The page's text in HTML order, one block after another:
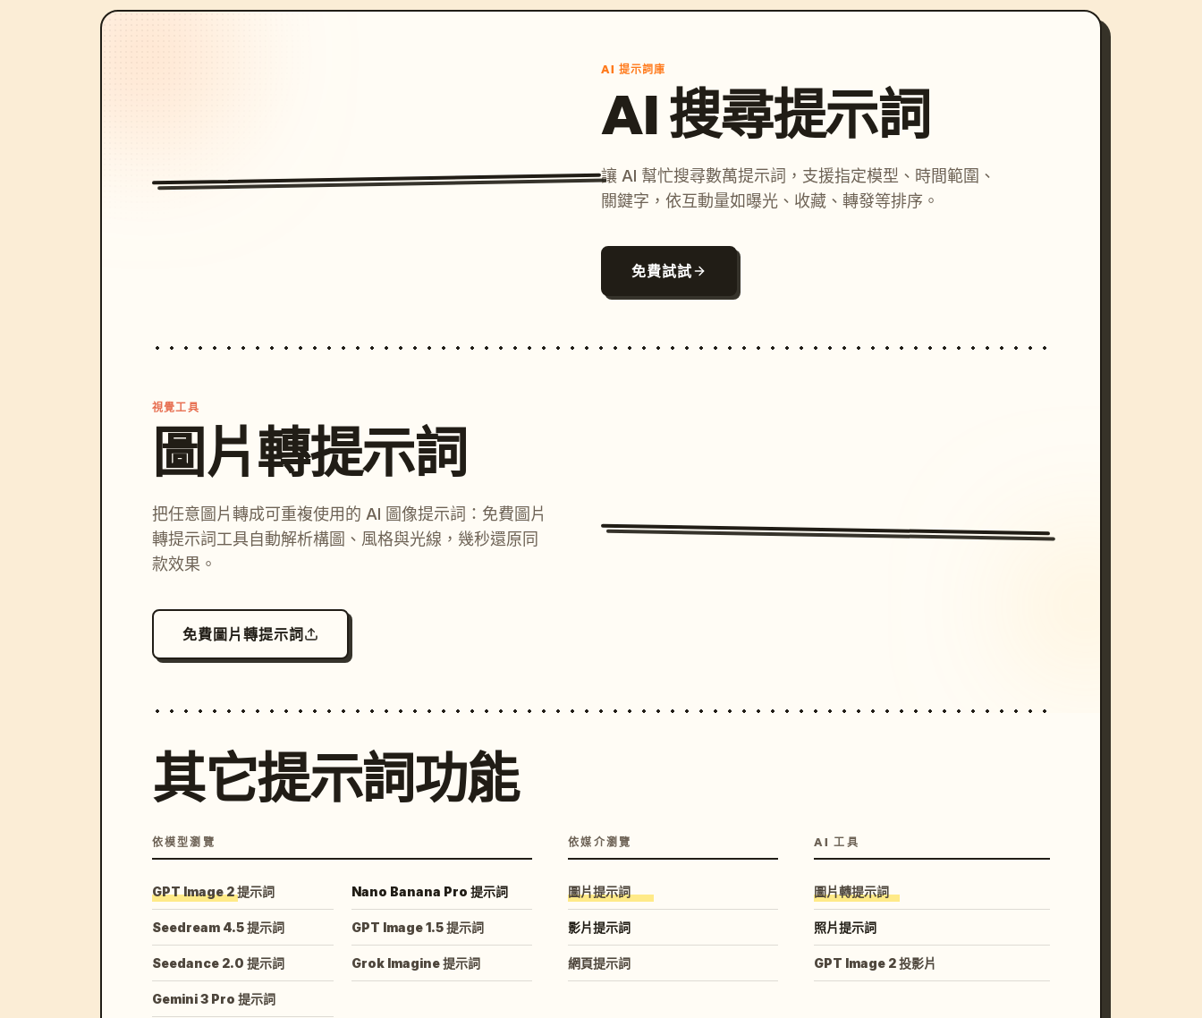
AI 提示詞庫
AI 搜尋提示詞
讓 AI 幫忙搜尋數萬提示詞，支援指定模型、時間範圍、
關鍵字，依互動量如曝光、收藏、轉發等排序。
免費試試
視覺工具
圖片轉提示詞
把任意圖片轉成可重複使用的 AI 圖像提示詞：免費圖片
轉提示詞工具自動解析構圖、風格與光線，幾秒還原同
款效果。
免費圖片轉提示詞
其它提示詞功能
依模型瀏覽
GPT Image 2 提示詞 Nano Banana Pro 提示詞
Seedream 4.5 提示詞 GPT Image 1.5 提示詞
Seedance 2.0 提示詞 Grok Imagine 提示詞
Gemini 3 Pro 提示詞
依媒介瀏覽
圖片提示詞
影片提示詞
網頁提示詞
AI 工具
圖片轉提示詞
照片提示詞
GPT Image 2 投影片